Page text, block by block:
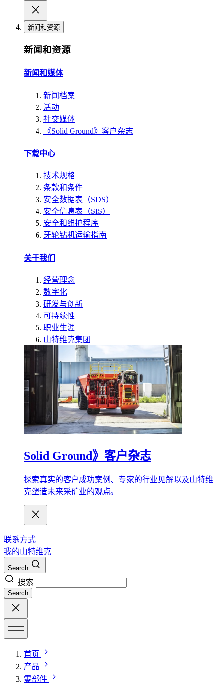
新闻和资源
新闻和资源
新闻和媒体
新闻档案
活动
社交媒体
《Solid Ground》客户杂志
下载中心
技术规格
条款和条件
安全数据表（SDS）
安全信息表（SIS）
安全和维护程序
牙轮钻机运输指南
关于我们
经营理念
数字化
研发与创新
可持续性
职业生涯
山特维克集团
Solid Ground》客户杂志
探索真实的客户成功案例、专家的行业见解以及山特维
克塑造未来采矿业的观点。
联系方式
我的山特维克
Search
搜索
Search
首页
产品
零部件